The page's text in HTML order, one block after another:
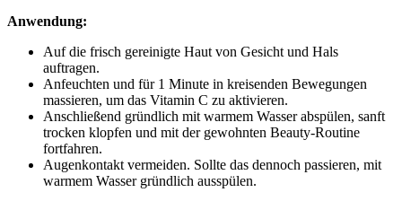
Anwendung:
Auf die frisch gereinigte Haut von Gesicht und Hals
auftragen.
Anfeuchten und für 1 Minute in kreisenden Bewegungen
massieren, um das Vitamin C zu aktivieren.
Anschließend gründlich mit warmem Wasser abspülen, sanft
trocken klopfen und mit der gewohnten Beauty-Routine
fortfahren.
Augenkontakt vermeiden. Sollte das dennoch passieren, mit
warmem Wasser gründlich ausspülen.